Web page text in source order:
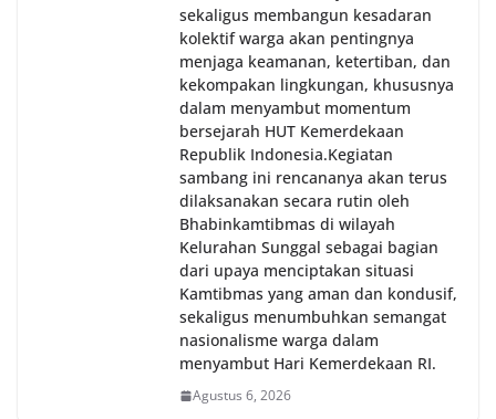
sekaligus membangun kesadaran
kolektif warga akan pentingnya
menjaga keamanan, ketertiban, dan
kekompakan lingkungan, khususnya
dalam menyambut momentum
bersejarah HUT Kemerdekaan
Republik Indonesia.‎Kegiatan
sambang ini rencananya akan terus
dilaksanakan secara rutin oleh
Bhabinkamtibmas di wilayah
Kelurahan Sunggal sebagai bagian
dari upaya menciptakan situasi
Kamtibmas yang aman dan kondusif,
sekaligus menumbuhkan semangat
nasionalisme warga dalam
menyambut Hari Kemerdekaan RI.
Agustus 6, 2026